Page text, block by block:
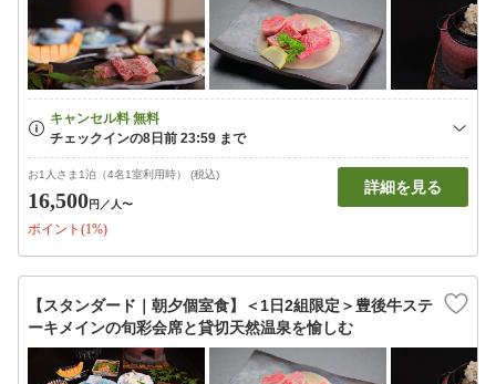
お1人さま1泊（4名1室利用時） (税込)
16,500円 ／人〜
ポイント(1%)
詳細を見る
【スタンダード｜朝夕個室食】＜1日2組限定＞豊後牛ステ
ーキメインの旬彩会席と貸切天然温泉を愉しむ